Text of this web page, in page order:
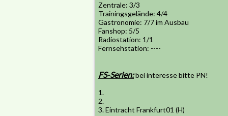
Zentrale: 3/3
Trainingsgelände: 4/4
Gastronomie: 7/7 im Ausbau
Fanshop: 5/5
Radiostation: 1/1
Fernsehstation: ----
FS-Serien:bei interesse bitte PN!
1.
2.
3. Eintracht Frankfurt01 (H)